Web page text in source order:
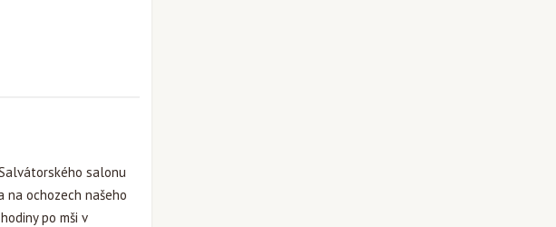
salonu
ochozech našeho
po mši v